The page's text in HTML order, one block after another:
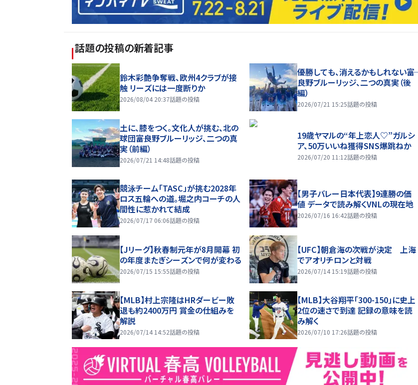
話題の投稿の新着記事
鈴木彩艶争奪戦、欧州4クラブが接
触 リーズには一度断りか
2026/08/04 20:37話題の投稿
優勝しても、消えるかもしれない――富
良野ブルーリッジ、二つの真実（後
編）
2026/07/21 15:25話題の投稿
土に、膝をつく。文化人が挑む、北の
球団――富良野ブルーリッジ、二つの真
実（前編）
2026/07/21 14:48話題の投稿
19歳ヤマルの“年上恋人♡”ガルシ
ア、50万いいね獲得SNS爆跳ねか
2026/07/20 11:12話題の投稿
競泳チーム「TASC」が挑む2028年
ロス五輪への道。堀之内コーチの人
間性に惹かれて結成
2026/07/17 06:06話題の投稿
【男子バレー日本代表】9連勝の価
値 データで読み解くVNLの現在地
2026/07/16 16:42話題の投稿
【Jリーグ】秋春制元年が8月開幕 初
の年度またぎシーズンで何が変わる
2026/07/15 15:55話題の投稿
【UFC】朝倉海の次戦が決定 上海
でアオリチロンと対戦
2026/07/14 15:19話題の投稿
【MLB】村上宗隆はHRダービー敗
退も約2400万円 賞金の仕組みを
解説
2026/07/14 14:52話題の投稿
【MLB】大谷翔平「300-150」に史上
2位の速さで到達 記録の意味を読
み解く
2026/07/10 17:26話題の投稿